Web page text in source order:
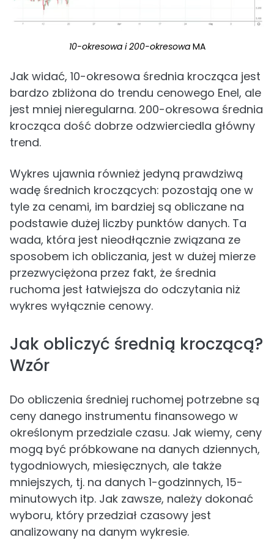
10-okresowa i 200-okresowa MA
Jak widać, 10-okresowa średnia krocząca jest
bardzo zbliżona do trendu cenowego Enel, ale
jest mniej nieregularna. 200-okresowa średnia
krocząca dość dobrze odzwierciedla główny
trend.
Wykres ujawnia również jedyną prawdziwą
wadę średnich kroczących: pozostają one w
tyle za cenami, im bardziej są obliczane na
podstawie dużej liczby punktów danych. Ta
wada, która jest nieodłącznie związana ze
sposobem ich obliczania, jest w dużej mierze
przezwyciężona przez fakt, że średnia
ruchoma jest łatwiejsza do odczytania niż
wykres wyłącznie cenowy.
Jak obliczyć średnią kroczącą?
Wzór
Do obliczenia średniej ruchomej potrzebne są
ceny danego instrumentu finansowego w
określonym przedziale czasu. Jak wiemy, ceny
mogą być próbkowane na danych dziennych,
tygodniowych, miesięcznych, ale także
mniejszych, tj. na danych 1-godzinnych, 15-
minutowych itp. Jak zawsze, należy dokonać
wyboru, który przedział czasowy jest
analizowany na danym wykresie.